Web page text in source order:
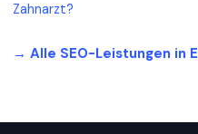
Zahnarzt?
→ Alle SEO-Leistungen in